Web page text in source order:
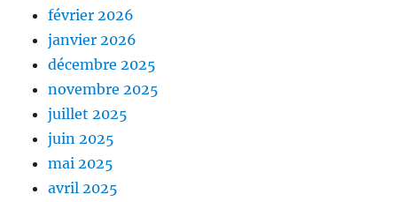
février 2026
janvier 2026
décembre 2025
novembre 2025
juillet 2025
juin 2025
mai 2025
avril 2025